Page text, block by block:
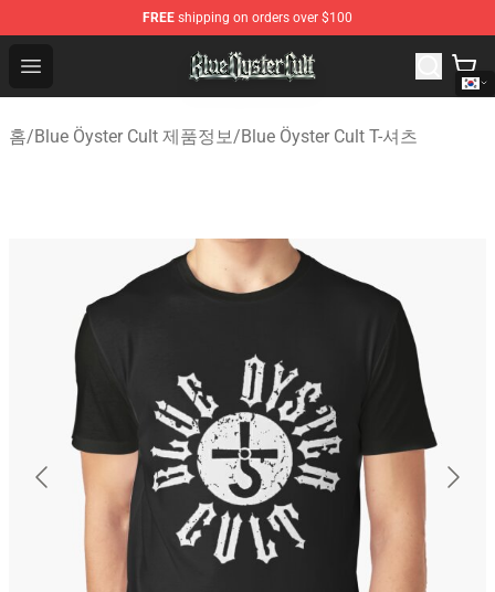
FREE shipping on orders over $100
Open menu
Blue Öyster Cult Store - Official Blue Öyster Cult
홈/Blue Öyster Cult 제품정보/Blue Öyster Cult T-셔츠